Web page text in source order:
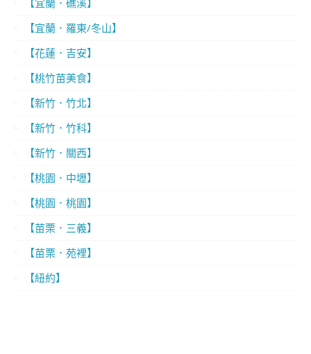
【宜蘭．礁溪】
【宜蘭．羅東/冬山】
【花蓮．吉安】
【桃竹苗美食】
【新竹．竹北】
【新竹．竹科】
【新竹．關西】
【桃園．中壢】
【桃園．桃園】
【苗栗．三義】
【苗栗．苑裡】
【紐約】